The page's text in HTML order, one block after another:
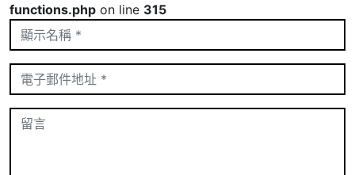
functions.php on line 315